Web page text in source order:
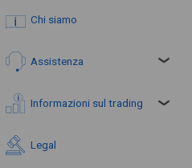
Chi siamo
Assistenza
Informazioni sul trading
Legal